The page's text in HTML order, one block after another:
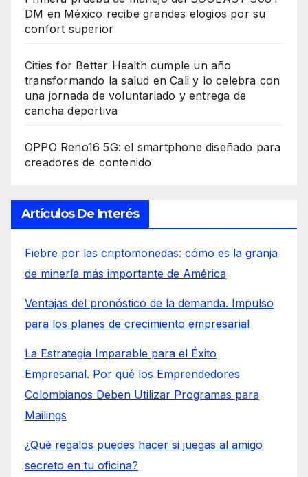
DM en México recibe grandes elogios por su
confort superior
Cities for Better Health cumple un año
transformando la salud en Cali y lo celebra con
una jornada de voluntariado y entrega de
cancha deportiva
OPPO Reno16 5G: el smartphone diseñado para
creadores de contenido
Artículos De Interés
Fiebre por las criptomonedas: cómo es la granja
de minería más importante de América
Ventajas del pronóstico de la demanda. Impulso
para los planes de crecimiento empresarial
La Estrategia Imparable para el Éxito
Empresarial. Por qué los Emprendedores
Colombianos Deben Utilizar Programas para
Mailings
¿Qué regalos puedes hacer si juegas al amigo
secreto en tu oficina?